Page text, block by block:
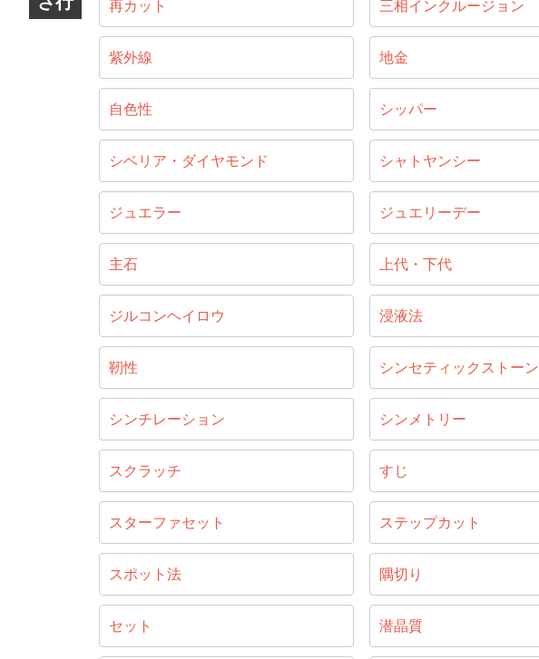
再カット 三相インクルージョン
紫外線 地金
自色性 シッパー
シベリア・ダイヤモンド シャトヤンシー
ジュエラー ジュエリーデー
主石 上代・下代
ジルコンヘイロウ 浸液法
靭性 シンセティックストーン
シンチレーション シンメトリー
スクラッチ すじ
スターファセット ステップカット
スポット法 隅切り
セット 潜晶質